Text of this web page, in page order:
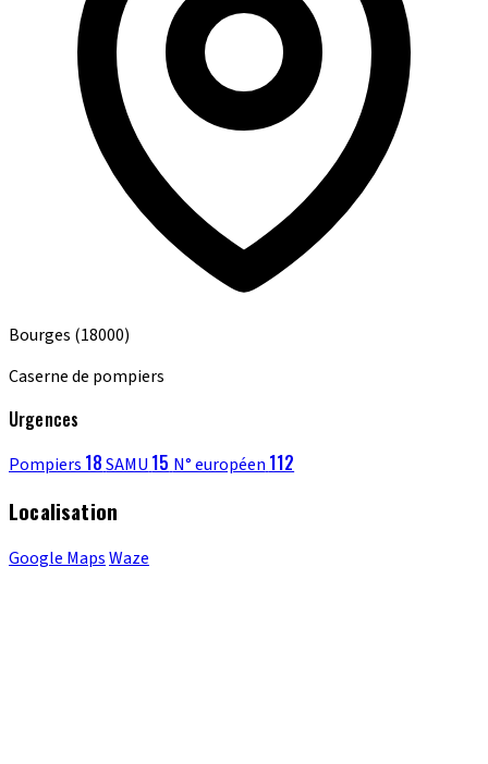
Bourges (18000)
Caserne de pompiers
Urgences
Pompiers 18SAMU 15 N° européen 112
Localisation
Google MapsWaze